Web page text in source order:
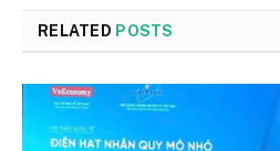
RELATED POSTS